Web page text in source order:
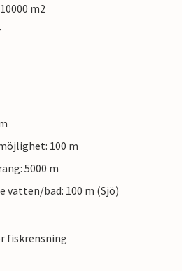
m2
100 m
5000 m
vatten/bad: 100 m (Sjö)
fiskrensning